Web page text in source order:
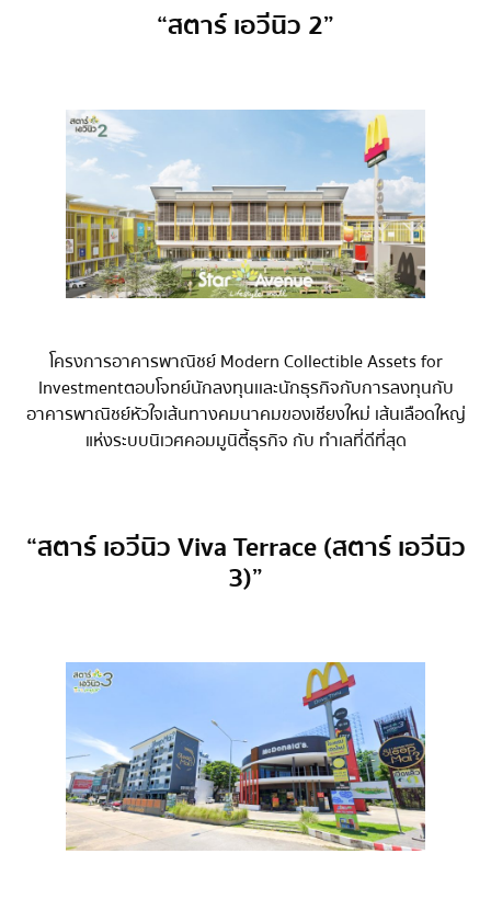
“สตาร์ เอวีนิว 2”
โครงการอาคารพาณิชย์ Modern Collectible Assets for
Investment ตอบโจทย์นักลงทุนเเละนักธุรกิจกับการลงทุนกับ
อาคารพาณิชย์ หัวใจเส้นทางคมนาคมของเชียงใหม่ เส้นเลือดใหญ่
แห่งระบบนิเวศคอมมูนิตี้ธุรกิจ กับ ทำเลที่ดีที่สุด
“สตาร์ เอวีนิว Viva Terrace (สตาร์ เอวีนิว
3)”